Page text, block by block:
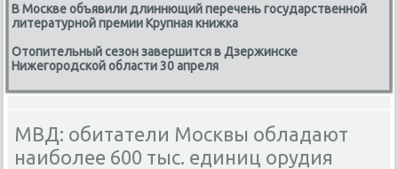
В Москве объявили длиннющий перечень государственной
литературной премии Крупная книжка
Отопительный сезон завершится в Дзержинске
Нижегородской области 30 апреля
МВД: обитатели Москвы обладают
наиболее 600 тыс. единиц орудия